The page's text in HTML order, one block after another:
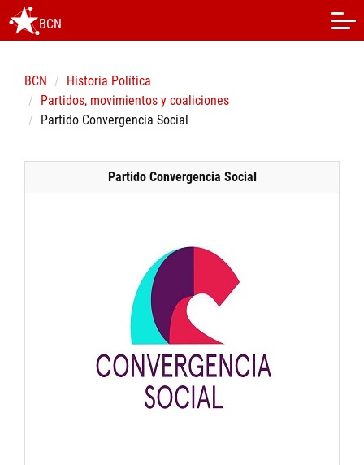
BCN
BCN
Historia Política
Partidos, movimientos y coaliciones
Partido Convergencia Social
Partido Convergencia Social